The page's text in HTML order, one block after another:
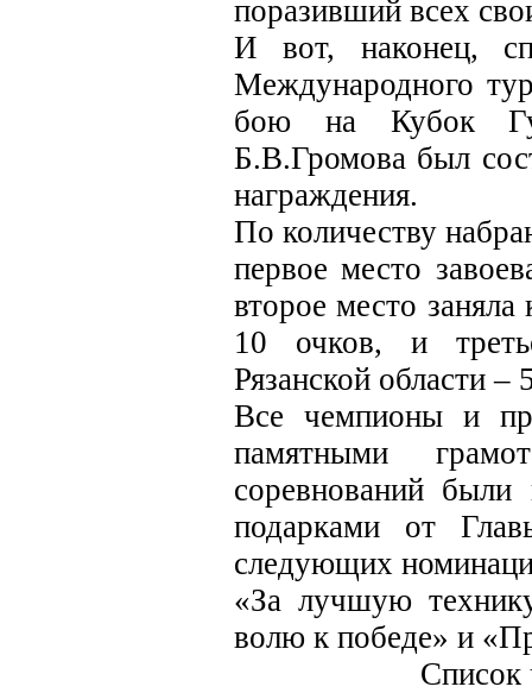
поразивший всех
И вот, наконец,
Международного
бою на Кубок
Б.В.Громова был
награждения.
По количеству
первое место
второе место
10 очков, и
Рязанской области –
Все чемпионы и
памятными
соревнований
подарками от
следующих
«За лучшую
волю к победе» и
Список